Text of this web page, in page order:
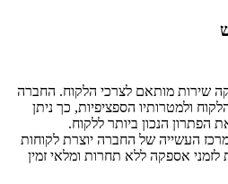
שירות מותאם לצרכי הלקוח. החברה
ולמטרותיו הספציפיות, כך ניתן
הנכון ביותר ללקוח.
העשייה של החברה יוצרת לקוחות
לזמני אספקה ללא תחרות ומלאי זמין